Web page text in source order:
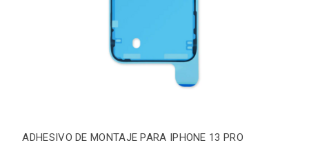
ADHESIVO DE MONTAJE PARA IPHONE 13 PRO